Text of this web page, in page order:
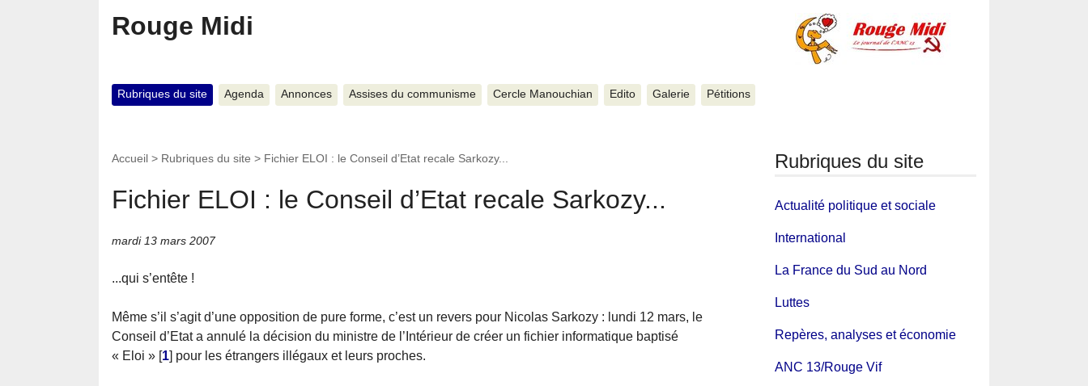
Rouge Midi
Rubriques du site Agenda Annonces Assises du communisme Cercle Manouchian Edito Galerie Pétitions
Accueil > Rubriques du site > Fichier ELOI : le Conseil d’Etat recale Sarkozy...
Fichier ELOI : le Conseil d’Etat recale Sarkozy...
mardi 13 mars 2007
...qui s’entête !
Même s’il s’agit d’une opposition de pure forme, c’est un revers pour Nicolas Sarkozy : lundi 12 mars, le
Conseil d’Etat a annulé la décision du ministre de l’Intérieur de créer un fichier informatique baptisé
« Eloi » [1] pour les étrangers illégaux et leurs proches.
Rubriques du site
Actualité politique et sociale
International
La France du Sud au Nord
Luttes
Repères, analyses et économie
ANC 13/Rouge Vif